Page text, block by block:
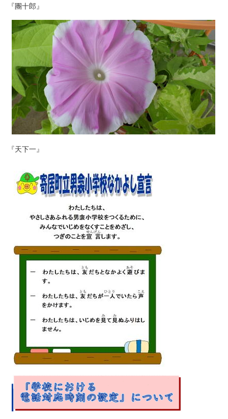
『團十郎』
『天下一』